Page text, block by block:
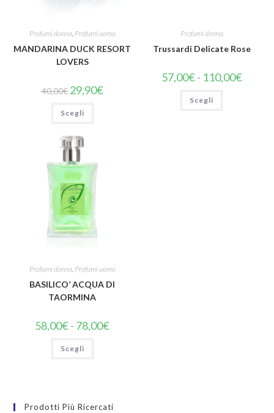
Profumi donna, Profumi uomo
MANDARINA DUCK RESORT
LOVERS
40,00€ 29,90€
Scegli
Profumi donna
Trussardi Delicate Rose
57,00€- 110,00€
Scegli
Profumi donna Profumi uomo
BASILICO’ ACQUA DI
TAORMINA
58,00€- 78,00€
Scegli
Prodotti Più Ricercati